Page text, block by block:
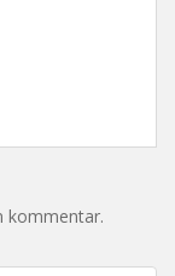
kommentar.